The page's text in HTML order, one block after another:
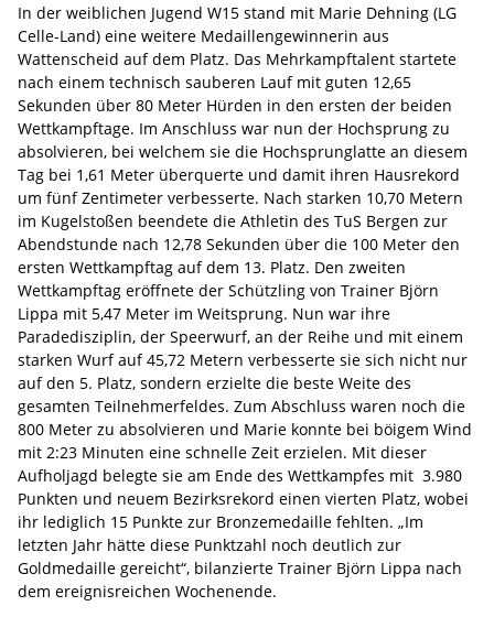
In der weiblichen Jugend W15 stand mit Marie Dehning (LG
Celle-Land) eine weitere Medaillengewinnerin aus
Wattenscheid auf dem Platz. Das Mehrkampftalent startete
nach einem technisch sauberen Lauf mit guten 12,65
Sekunden über 80 Meter Hürden in den ersten der beiden
Wettkampftage. Im Anschluss war nun der Hochsprung zu
absolvieren, bei welchem sie die Hochsprunglatte an diesem
Tag bei 1,61 Meter überquerte und damit ihren Hausrekord
um fünf Zentimeter verbesserte. Nach starken 10,70 Metern
im Kugelstoßen beendete die Athletin des TuS Bergen zur
Abendstunde nach 12,78 Sekunden über die 100 Meter den
ersten Wettkampftag auf dem 13. Platz. Den zweiten
Wettkampftag eröffnete der Schützling von Trainer Björn
Lippa mit 5,47 Meter im Weitsprung. Nun war ihre
Paradedisziplin, der Speerwurf, an der Reihe und mit einem
starken Wurf auf 45,72 Metern verbesserte sie sich nicht nur
auf den 5. Platz, sondern erzielte die beste Weite des
gesamten Teilnehmerfeldes. Zum Abschluss waren noch die
800 Meter zu absolvieren und Marie konnte bei böigem Wind
mit 2:23 Minuten eine schnelle Zeit erzielen. Mit dieser
Aufholjagd belegte sie am Ende des Wettkampfes mit 3.980
Punkten und neuem Bezirksrekord einen vierten Platz, wobei
ihr lediglich 15 Punkte zur Bronzemedaille fehlten. „Im
letzten Jahr hätte diese Punktzahl noch deutlich zur
Goldmedaille gereicht“, bilanzierte Trainer Björn Lippa nach
dem ereignisreichen Wochenende.